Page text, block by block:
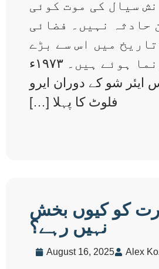
سیال کی موت کوئی
حادثہ نہیں۔ فضائی
میں اس سے بڑے
المیے رونما ہوئے ہیں۔ ۱۹۷۳ء
ایئر شو کے دوران ایرو
فلوٹ کا پہلا […]
کو کیوں بخش
نہیں رہے؟
August 16, 2025 Alex